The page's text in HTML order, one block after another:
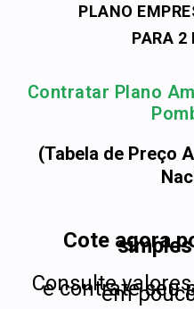
PLANO
PARA 2
Contratar Plano
(Tabela de Preço
Cote agora
Consulte
e contrate seu
em